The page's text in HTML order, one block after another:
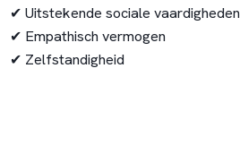
✔ Uitstekende sociale vaardigheden
✔ Empathisch vermogen
✔ Zelfstandigheid